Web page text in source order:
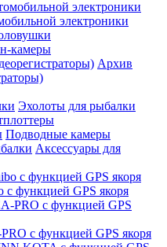
электроники
камеры
Архив
Эхолоты для рыбалки
Подводные камеры
Аксессуары для
функцией GPS якоря
с функцией GPS якоря